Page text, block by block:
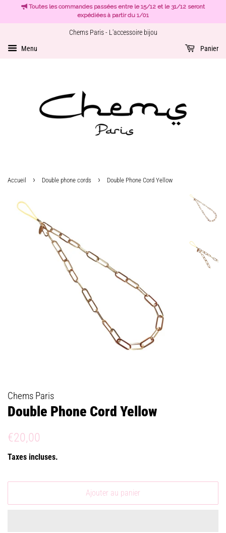
Toutes les commandes passées entre le 15/12 et le 31/12 seront
expédiées à partir du 1/01
Chems Paris - L'accessoire bijou
Menu Panier
Accueil › Double phone cords › Double Phone Cord Yellow
Chems Paris
Double Phone Cord Yellow
Prix
€20,00
Taxes incluses.
Ajouter au panier